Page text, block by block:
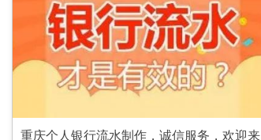
重庆个人银行流水制作，诚信服务，欢迎来